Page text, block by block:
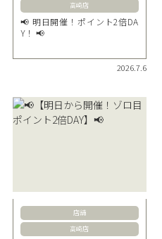
高崎店
📢 明日開催！ポイント2倍DA
Y！ 📢
2026.7.6
店舗
高崎店